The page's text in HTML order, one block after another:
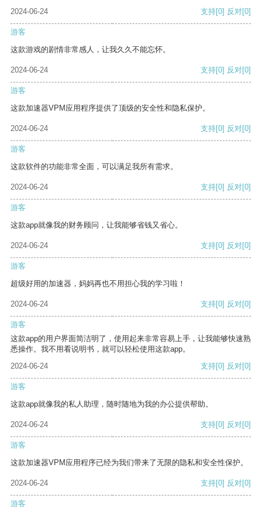
2024-06-24
支持[0] 反对[0]
游客
这款游戏的剧情非常感人，让我久久不能忘怀。
2024-06-24 支持[0] 反对[0]
游客
这款加速器VPM应用程序提供了顶级的安全性和隐私保护。
2024-06-24 支持[0] 反对[0]
游客
这款软件的功能非常全面，可以满足我所有需求。
2024-06-24 支持[0] 反对[0]
游客
这款app就像我的财务顾问，让我能够省钱又省心。
2024-06-24 支持[0] 反对[0]
游客
超级好用的加速器，妈妈再也不用担心我的学习啦！
2024-06-24 支持[0] 反对[0]
游客
这款app的用户界面简洁明了，使用起来非常容易上手，让我能够快速熟
悉操作。我不用看说明书，就可以轻松使用这款app。
2024-06-24
支持[0] 反对[0]
游客
这款app就像我的私人助理，随时随地为我的办公提供帮助。
2024-06-24 支持[0] 反对[0]
游客
这款加速器VPM应用程序已经为我们带来了无限的隐私和安全性保护。
2024-06-24 支持[0] 反对[0]
游客